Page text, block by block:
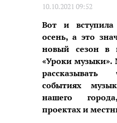
10.10.2021 09:52
Вот и
осень, а это
новый сезон в
«Уроки
событиях
нашего
проектах и